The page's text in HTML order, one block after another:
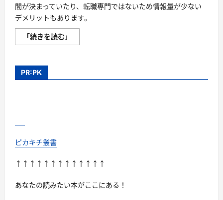
間が決まっていたり、転職専門ではないため情報量が少ない
デメリットもあります。
「続きを読む」
ロ
を
リ
ッ
を
徹
PR:PK
ピカキチ叢書
↑↑↑↑↑↑↑↑↑↑↑↑↑
あなたの読みたい本がここにある！